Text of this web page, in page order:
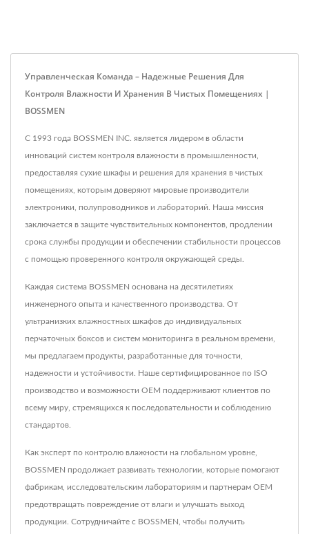
Управленческая Команда – Надежные Решения Для
Контроля Влажности И Хранения В Чистых Помещениях |
BOSSMEN
С 1993 года BOSSMEN INC. является лидером в области
инноваций систем контроля влажности в промышленности,
предоставляя сухие шкафы и решения для хранения в чистых
помещениях, которым доверяют мировые производители
электроники, полупроводников и лабораторий. Наша миссия
заключается в защите чувствительных компонентов, продлении
срока службы продукции и обеспечении стабильности процессов
с помощью проверенного контроля окружающей среды.
Каждая система BOSSMEN основана на десятилетиях
инженерного опыта и качественного производства. От
ультранизких влажностных шкафов до индивидуальных
перчаточных боксов и систем мониторинга в реальном времени,
мы предлагаем продукты, разработанные для точности,
надежности и устойчивости. Наше сертифицированное по ISO
производство и возможности OEM поддерживают клиентов по
всему миру, стремящихся к последовательности и соблюдению
стандартов.
Как эксперт по контролю влажности на глобальном уровне,
BOSSMEN продолжает развивать технологии, которые помогают
фабрикам, исследовательским лабораториям и партнерам OEM
предотвращать повреждение от влаги и улучшать выход
продукции. Сотрудничайте с BOSSMEN, чтобы получить